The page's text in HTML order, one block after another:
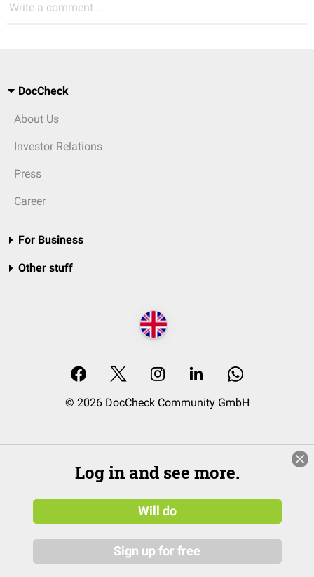
Write a comment...
DocCheck
About Us
Investor Relations
Press
Career
For Business
Other stuff
© 2026 DocCheck Community GmbH
Log in and see more.
Will do
Sign up for free